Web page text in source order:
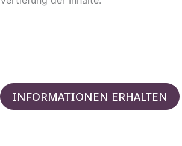
INFORMATIONEN ERHALTEN